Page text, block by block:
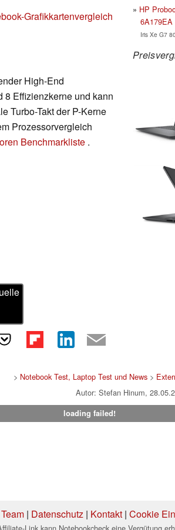
Grafikkartenvergleich
High-End
8 Effizienzkerne und kann
Turbo-Takt der P-Kerne
Prozessorvergleich
Benchmarkliste .
HP
6A179EA
Iris Xe G7
> Notebook Test, Laptop Test und News >
Autor: Stefan Hinum,
loading failed!
Team | Datenschutz | Kontakt | Cookie